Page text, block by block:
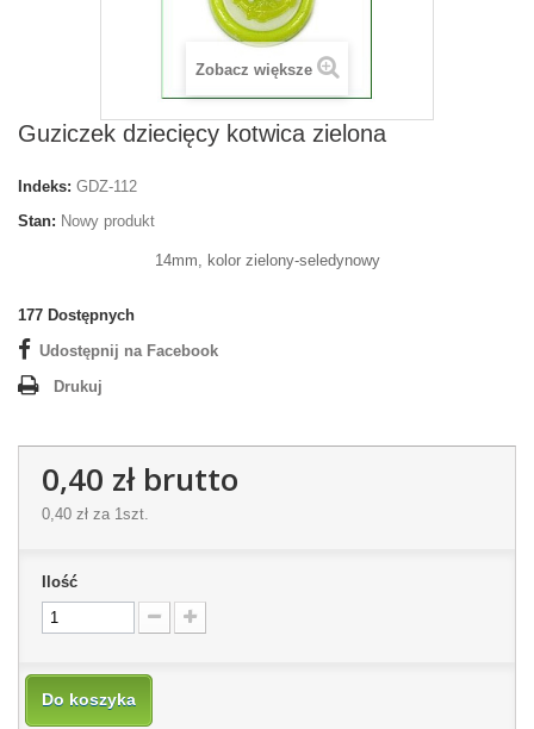
Zobacz większe
Guziczek dziecięcy kotwica zielona
Indeks: GDZ-112
Stan: Nowy produkt
14mm, kolor zielony-seledynowy
177 Dostępnych
Udostępnij na Facebook
Drukuj
0,40 złbrutto
0,40 zł za 1szt.
Ilość
Do koszyka